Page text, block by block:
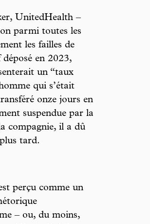
UnitedHealth –
parmi toutes les
les failles de
en 2023,
un “taux
qui s’était
onze jours en
suspendue par la
compagnie, il a dû
tard.
perçu comme un
– ou, du moins,